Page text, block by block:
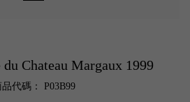
Chateau Margaux 1999
品代碼： P03B99